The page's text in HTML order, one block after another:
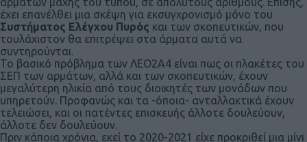
έχει επανέλθει μια σκέψη για εκσυγχρονισμό μόνο του
Συστήματος Ελέγχου Πυρός και των σκοπευτικών, που
τουλάχιστον θα επιτρέψει στα άρματα αυτά να
συντηρούνται.
Το βασικό πρόβλημα των ΛΕΟ2Α4 είναι πως οι πλακέτες του
ΣΕΠ των αρμάτων, αλλά και των σκοπευτικών, έχουν
μεγαλύτερη ηλικία από τους διοικητές των μονάδων που
υπηρετούν. Προφανώς και τα -όποια- ανταλλακτικά έχουν
τελειώσει, και οι πατέντες επισκευής άλλοτε δουλεύουν,
άλλοτε δεν δουλεύουν.
Πριν κάποια χρόνια, εκεί το 2020-2021 είχε προκριθεί μια μίνι